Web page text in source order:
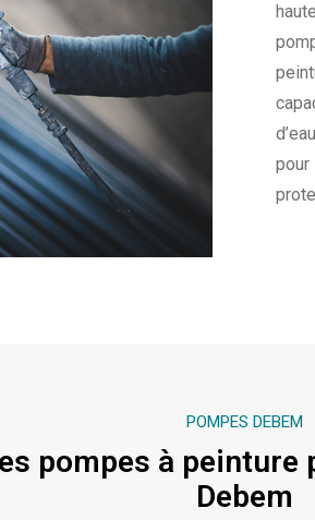
pour
POMPES DEBEM
pompes à peinture
Debem